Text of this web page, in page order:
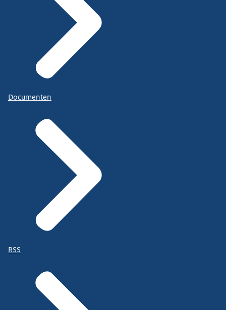
Documenten
RSS